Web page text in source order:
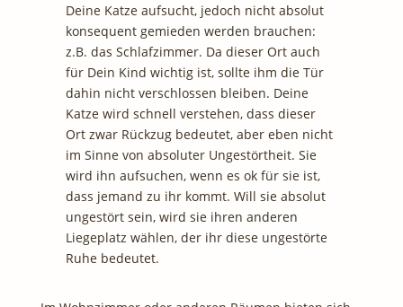
Deine Katze aufsucht, jedoch nicht absolut
konsequent gemieden werden brauchen:
z.B. das Schlafzimmer. Da dieser Ort auch
für Dein Kind wichtig ist, sollte ihm die Tür
dahin nicht verschlossen bleiben. Deine
Katze wird schnell verstehen, dass dieser
Ort zwar Rückzug bedeutet, aber eben nicht
im Sinne von absoluter Ungestörtheit. Sie
wird ihn aufsuchen, wenn es ok für sie ist,
dass jemand zu ihr kommt. Will sie absolut
ungestört sein, wird sie ihren anderen
Liegeplatz wählen, der ihr diese ungestörte
Ruhe bedeutet.